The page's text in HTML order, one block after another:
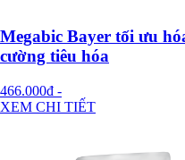
Megabic Bayer tối ưu
cường tiêu hóa
466.000đ -
XEM CHI TIẾT